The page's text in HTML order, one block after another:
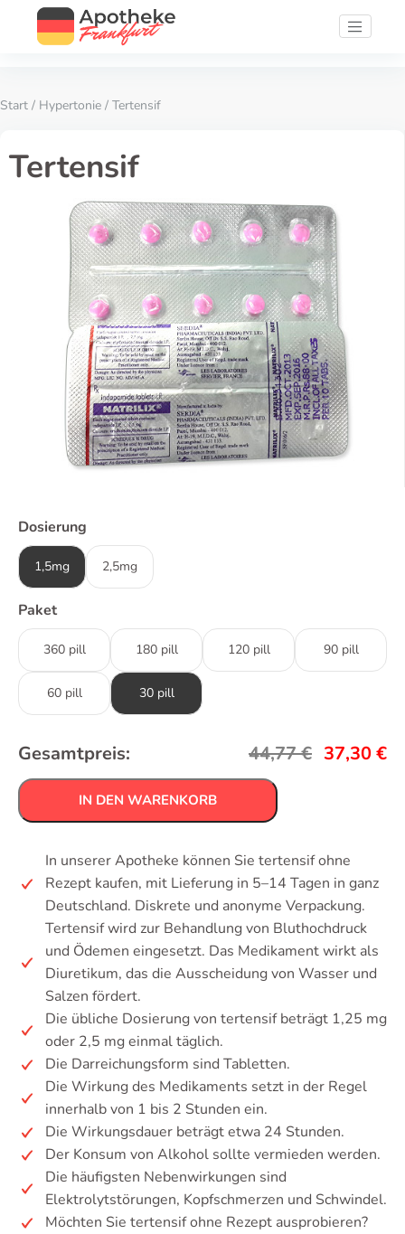
Start / Hypertonie / Tertensif
Tertensif
Dosierung
1,5mg 2,5mg
Paket
360 pill 180 pill 120 pill 90 pill
60 pill 30 pill
Gesamtpreis: 44,77€ 37,30€
IN DEN WARENKORB
In unserer Apotheke können Sie tertensif ohne
Rezept kaufen, mit Lieferung in 5–14 Tagen in ganz
Deutschland. Diskrete und anonyme Verpackung.
Tertensif wird zur Behandlung von Bluthochdruck
und Ödemen eingesetzt. Das Medikament wirkt als
Diuretikum, das die Ausscheidung von Wasser und
Salzen fördert.
Die übliche Dosierung von tertensif beträgt 1,25 mg
oder 2,5 mg einmal täglich.
Die Darreichungsform sind Tabletten.
Die Wirkung des Medikaments setzt in der Regel
innerhalb von 1 bis 2 Stunden ein.
Die Wirkungsdauer beträgt etwa 24 Stunden.
Der Konsum von Alkohol sollte vermieden werden.
Die häufigsten Nebenwirkungen sind
Elektrolytstörungen, Kopfschmerzen und Schwindel.
Möchten Sie tertensif ohne Rezept ausprobieren?